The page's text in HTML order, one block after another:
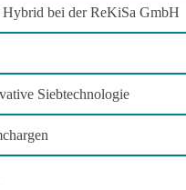
bei der ReKiSa GmbH
Siebtechnologie